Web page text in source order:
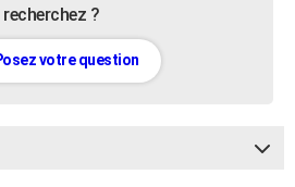
recherchez ?
votre question